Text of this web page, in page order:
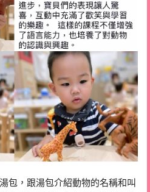
包，跟湯包介紹動物的名稱和叫